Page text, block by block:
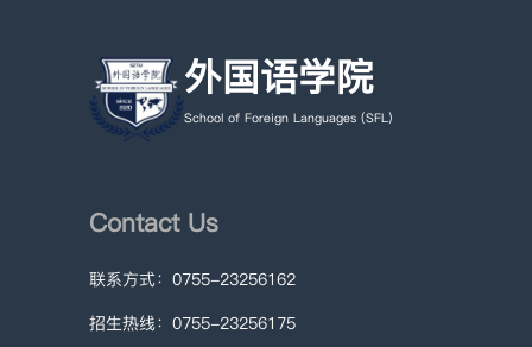
外国语学院
School of Foreign Languages (SFL)
Contact Us
联系方式：0755-23256162
招生热线：0755-23256175